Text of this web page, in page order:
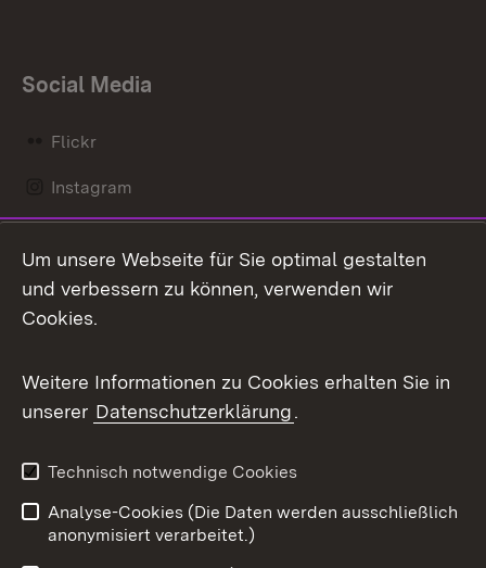
Social Media
Flickr
Instagram
Mastodon
Messenger
Social Wall
X / Twitter
Youtube
Um unsere Webseite für Sie optimal gestalten
und verbessern zu können, verwenden wir
Cookies.
Weitere Informationen zu Cookies erhalten Sie in
unserer Datenschutzerklärung.
Technisch notwendige Cookies
Analyse-Cookies (Die Daten werden ausschließlich
anonymisiert verarbeitet.)